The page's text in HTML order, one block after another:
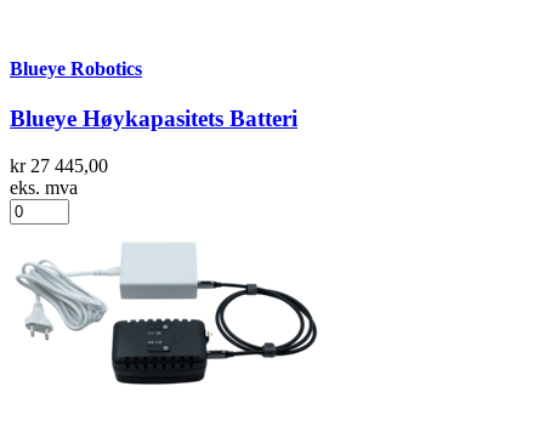
Blueye Robotics
Blueye Høykapasitets Batteri
kr 27 445,00
eks. mva